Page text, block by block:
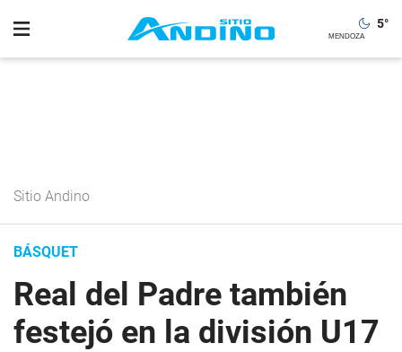
5°
Sitio Andino
BÁSQUET
Real del Padre también
festejó en la división U17